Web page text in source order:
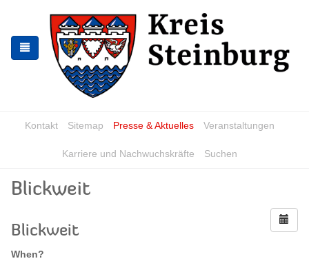
springen
springen
Kontakt Sitemap Presse & Aktuelles Veranstaltungen
Karriere und Nachwuchskräfte Suchen
Blickweit
Blickweit
When?